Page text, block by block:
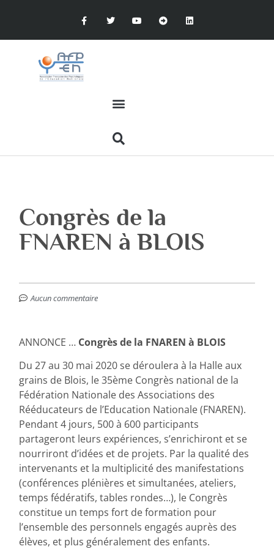
Congrès de la
FNAREN à BLOIS
Aucun commentaire
ANNONCE … Congrès de la FNAREN à BLOIS
Du 27 au 30 mai 2020 se déroulera à la Halle aux
grains de Blois, le 35ème Congrès national de la
Fédération Nationale des Associations des
Rééducateurs de l’Education Nationale (FNAREN).
Pendant 4 jours, 500 à 600 participants
partageront leurs expériences, s’enrichiront et se
nourriront d’idées et de projets. Par la qualité des
intervenants et la multiplicité des manifestations
(conférences plénières et simultanées, ateliers,
temps fédératifs, tables rondes…), le Congrès
constitue un temps fort de formation pour
l’ensemble des personnels engagés auprès des
élèves, et plus généralement des enfants.